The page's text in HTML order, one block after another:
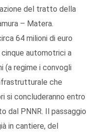
del tratto della
– Matera.
64 milioni di euro
automotrici a
(a regime i convogli
che
si concluderanno entro
dal PNNR. Il passaggio
in cantiere, del